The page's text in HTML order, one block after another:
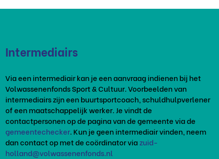
Intermediairs
Via een intermediair kan je een aanvraag indienen bij het
Volwassenenfonds Sport & Cultuur. Voorbeelden van
intermediairs zijn een buurtsportcoach, schuldhulpverlener
of een maatschappelijk werker. Je vindt de
contactpersonen op de pagina van de gemeente via de
gemeentechecker. Kun je geen intermediair vinden, neem
dan contact op met de coördinator viazuid-
holland@volwassenenfonds.nl